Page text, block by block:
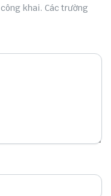
khai. Các trường